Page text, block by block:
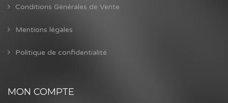
Conditions Générales de Vente
Mentions légales
Politique de confidentialité
MON COMPTE